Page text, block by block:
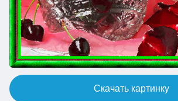
Скачать картинку